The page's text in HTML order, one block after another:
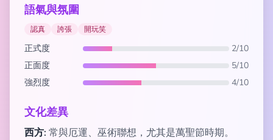
語氣與氛圍
認真 誇張 開玩笑
正式度
2/10
正面度
5/10
強烈度
4/10
文化差異
西方: 常與厄運、巫術聯想，尤其是萬聖節時期。